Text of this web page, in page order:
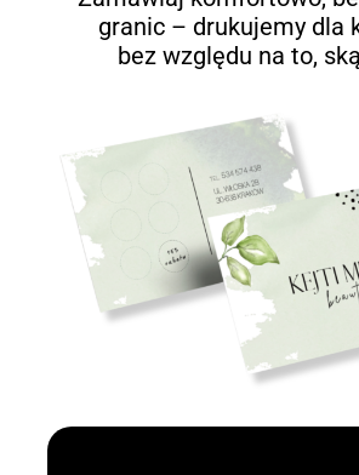
granic – drukujemy dla
bez względu na to,